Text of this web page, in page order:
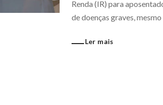
Renda (IR) para
de doenças graves, mesmo
Ler mais